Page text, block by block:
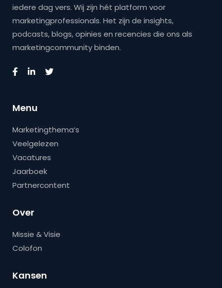
iedere dag vers. Wij zijn hét platform voor
marketingprofessionals. Het zijn de insights,
podcasts, blogs, opinies en recencies die ons als
marketingcommunity binden.
Menu
Marketingthema’s
Veelgelezen
Vacatures
Jaarboek
Partnercontent
Over
Missie & Visie
Colofon
Kansen